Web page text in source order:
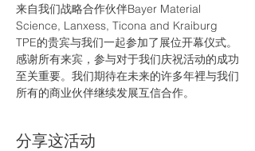
来自我们战略合作伙伴Bayer Material
Science, Lanxess, Ticona and Kraiburg
TPE的贵宾与我们一起参加了展位开幕仪式。
感谢所有来宾，参与对于我们庆祝活动的成功
至关重要。我们期待在未来的许多年裡与我们
所有的商业伙伴继续发展互信合作。
分享这活动